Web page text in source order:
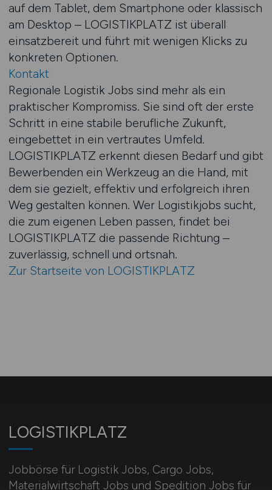
auf dem Tablet, dem Smartphone oder klassisch
am Desktop – LOGISTIKPLATZ ist überall
einsatzbereit und führt mit wenigen Klicks zu
konkreten Optionen.
Kontakt
Regionale Logistik Jobs sind mehr als ein
praktischer Kompromiss. Sie sind oft der erste
Schritt in eine stabile berufliche Zukunft,
eingebettet in ein vertrautes Umfeld.
LOGISTIKPLATZ erkennt diesen Bedarf und gibt
Bewerbenden ein Werkzeug an die Hand, mit
dem sie gezielt, effektiv und erfolgreich ihren
Weg gestalten können. Wer Logistikjobs sucht,
die zum eigenen Leben passen, findet bei
LOGISTIKPLATZ die passende Richtung –
zuverlässig, schnell und ortsnah.
Zur Startseite von LOGISTIKPLATZ
LOGISTIKPLATZ
Jobbörse für Logistik Jobs, Cargo Jobs,
Materialwirtschaft Jobs und Spedition Jobs für